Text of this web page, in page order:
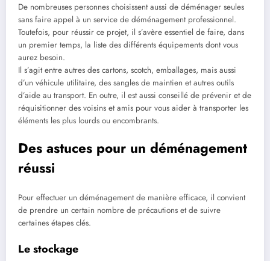
De nombreuses personnes choisissent aussi de déménager seules
sans faire appel à un service de déménagement professionnel.
Toutefois, pour réussir ce projet, il s’avère essentiel de faire, dans
un premier temps, la liste des différents équipements dont vous
aurez besoin.
Il s’agit entre autres des cartons, scotch, emballages, mais aussi
d’un véhicule utilitaire, des sangles de maintien et autres outils
d’aide au transport. En outre, il est aussi conseillé de prévenir et de
réquisitionner des voisins et amis pour vous aider à transporter les
éléments les plus lourds ou encombrants.
Des astuces pour un déménagement
réussi
Pour effectuer un déménagement de manière efficace, il convient
de prendre un certain nombre de précautions et de suivre
certaines étapes clés.
Le stockage